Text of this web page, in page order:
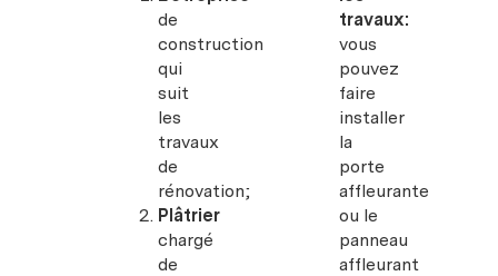
de
construction
qui
suit
les
travaux
de
rénovation;
Plâtrier
chargé
de
travaux:
vous
pouvez
faire
installer
la
porte
affleurante
ou le
panneau
affleurant